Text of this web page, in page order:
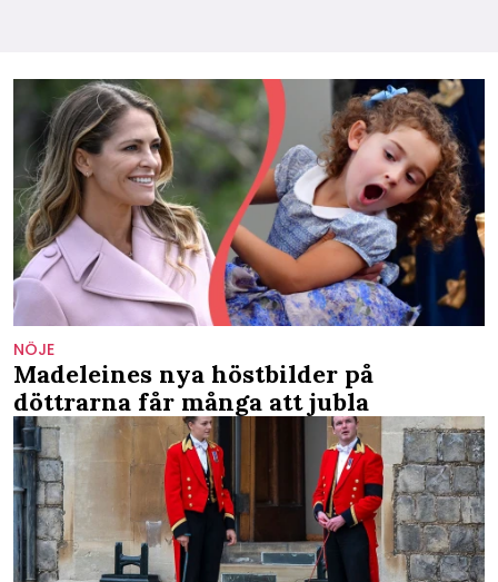
NÖJE
Madeleines nya höstbilder på
döttrarna får många att jubla